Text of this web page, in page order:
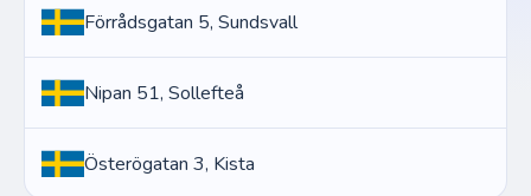
Förrådsgatan 5, Sundsvall
Nipan 51, Sollefteå
Österögatan 3, Kista